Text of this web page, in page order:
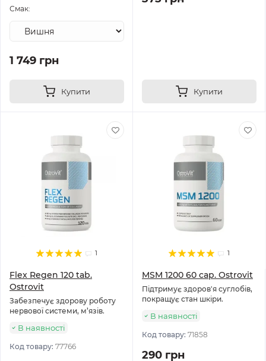
Смак:
1 749 грн
Купити Купити
1
Flex Regen 120 tab.
Ostrovit
Забезпечує здорову роботу
нервової системи, м’язів.
В наявності
Код товару: 77766
1
MSM 1200 60 cap. Ostrovit
Підтримує здоров'я суглобів,
покращує стан шкіри.
В наявності
Код товару: 71858
290 грн